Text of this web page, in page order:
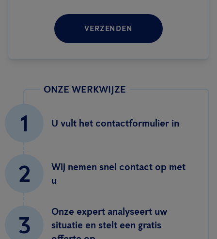
VERZENDEN
ONZE WERKWIJZE
1 U vult het contactformulier in
2
Wij nemen snel contact op met
u
3
Onze expert analyseert uw
situatie en stelt een gratis